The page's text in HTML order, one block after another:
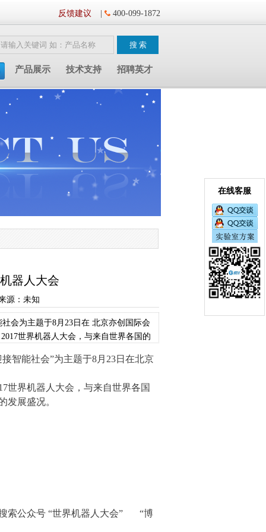
反馈建议 400-099-1872
招聘英才
技术支持
产品展示
器人大会
源：未知
会为主题于8月23日在 北京亦创国际会
世界机器人大会，与来自世界各国的
智能社会”为主题于8月23日在北京
世界机器人大会，与来自世界各国
发展盛况。
索公众号 “世界机器人大会” “博
在线客服